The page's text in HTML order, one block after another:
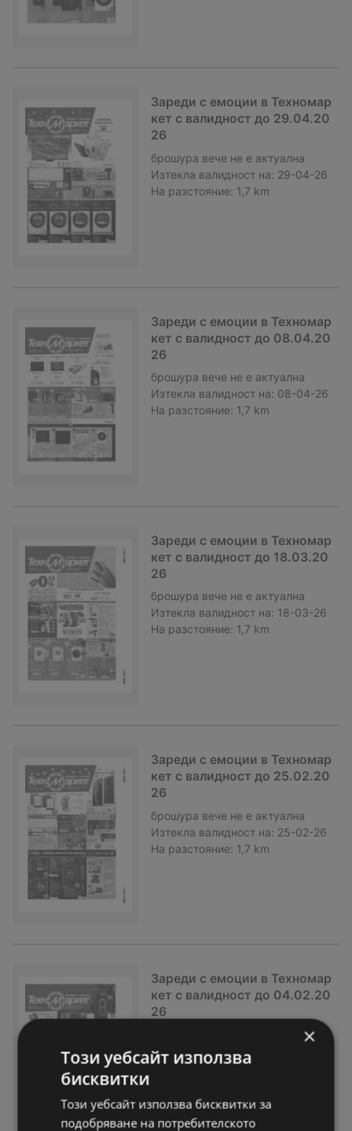
Зареди с емоции в Техномар
кет с валидност до 29.04.20
26
брошура вече не е актуална
Изтекла валидност на: 29-04-26
На разстояние: 1,7 km
Зареди с емоции в Техномар
кет с валидност до 08.04.20
26
брошура вече не е актуална
Изтекла валидност на: 08-04-26
На разстояние: 1,7 km
Зареди с емоции в Техномар
кет с валидност до 18.03.20
26
брошура вече не е актуална
Изтекла валидност на: 18-03-26
На разстояние: 1,7 km
Зареди с емоции в Техномар
кет с валидност до 25.02.20
26
брошура вече не е актуална
Изтекла валидност на: 25-02-26
На разстояние: 1,7 km
Зареди с емоции в Техномар
кет с валидност до 04.02.20
26
вече не е актуална
Изтекла валидност на:
На разстояние: 1,7 km
×
Този уебсайт използва
бисквитки
Този уебсайт използва бисквитки за
подобряване на потребителското